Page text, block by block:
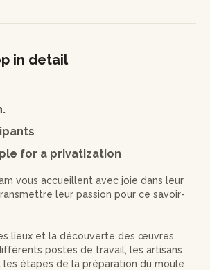
in detail
for a privatization
vous accueillent avec joie dans leur
leur passion pour ce savoir-
lieux et la découverte des œuvres
postes de travail, les artisans
étapes de la préparation du moule